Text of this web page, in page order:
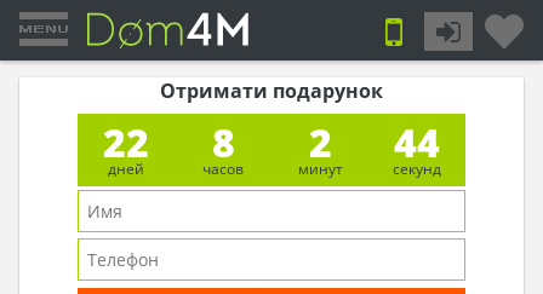
Отримати подарунок
22
дней
8
часов
2
минут
43
секунд